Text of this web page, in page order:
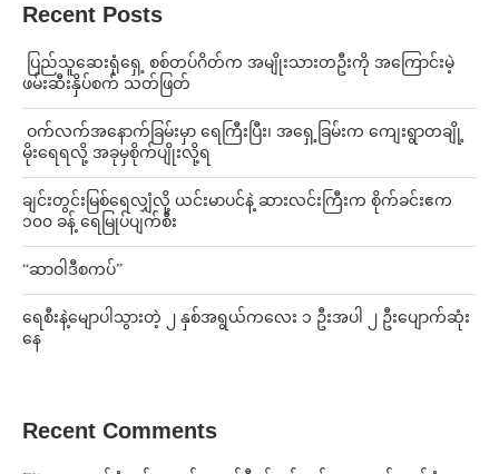
Recent Posts
⁩ ⁨ပြည်သူဆေးရုံရှေ့ စစ်တပ်ဂိတ်က အမျိုးသားတဦးကို အကြောင်းမဲ့
ဖမ်းဆီးနှိပ်စက် သတ်ဖြတ်
⁩ ⁨ဝက်လက်အနောက်ခြမ်းမှာ ရေကြီးပြီး၊ အရှေ့ခြမ်းက ကျေးရွာတချို့
မိုးရေရလို့ အခုမှစိုက်ပျိုးလို့ရ
ချင်းတွင်းမြစ်ရေလျှံလို့ ယင်းမာပင်နဲ့ ဆားလင်းကြီးက စိုက်ခင်းဧက
၁၀၀ ခန့် ရေမြုပ်ပျက်စီး
“ဆာဝါဒီစကပ်”
ရေစီးနဲ့မျောပါသွားတဲ့ ၂ နှစ်အရွယ်ကလေး ၁ ဦးအပါ ၂ ဦးပျောက်ဆုံး
နေ
Recent Comments